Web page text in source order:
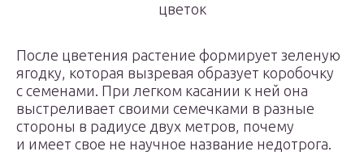
цветок
После цветения растение формирует зеленую
ягодку, которая вызревая образует коробочку
с семенами. При легком касании к ней она
выстреливает своими семечками в разные
стороны в радиусе двух метров, почему
и имеет свое не научное название недотрога.